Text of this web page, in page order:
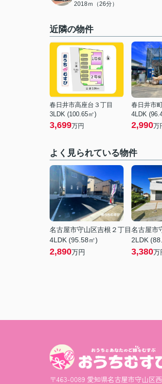
2018ｍ（26分）
近隣の物件
春日井市高座台３丁目
3LDK (100.65㎡)
3,699万円
春日井市
4LDK
2,990万
よく見られている物件
名古屋市守山区吉根２丁目
4LDK (95.58㎡)
2,890万円
名古屋市
2LDK
3,380万
〒463-0089 愛知県名古屋市守山区